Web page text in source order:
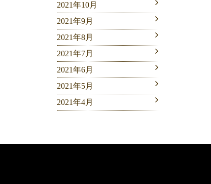
2021年10月
2021年9月
2021年8月
2021年7月
2021年6月
2021年5月
2021年4月